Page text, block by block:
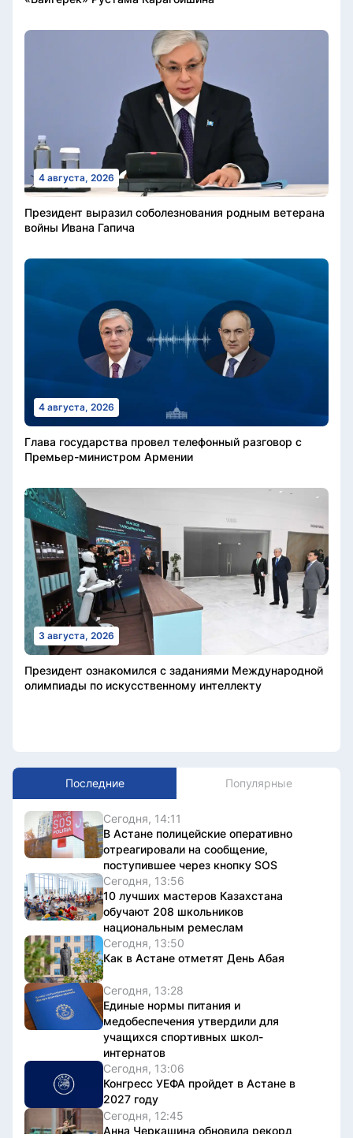
4 августа, 2026
Президент выразил соболезнования родным ветерана
войны Ивана Гапича
4 августа, 2026
Глава государства провел телефонный разговор с
Премьер-министром Армении
3 августа, 2026
Президент ознакомился с заданиями Международной
олимпиады по искусственному интеллекту
Последние Популярные
Сегодня, 14:11
В Астане полицейские оперативно
отреагировали на сообщение,
поступившее через кнопку SOS
Сегодня, 13:56
10 лучших мастеров Казахстана
обучают 208 школьников
национальным ремеслам
Сегодня, 13:50
Как в Астане отметят День Абая
Сегодня, 13:28
Единые нормы питания и
медобеспечения утвердили для
учащихся спортивных школ-
интернатов
Сегодня, 13:06
Конгресс УЕФА пройдет в Астане в
2027 году
Сегодня, 12:45
Анна Черкашина обновила рекорд